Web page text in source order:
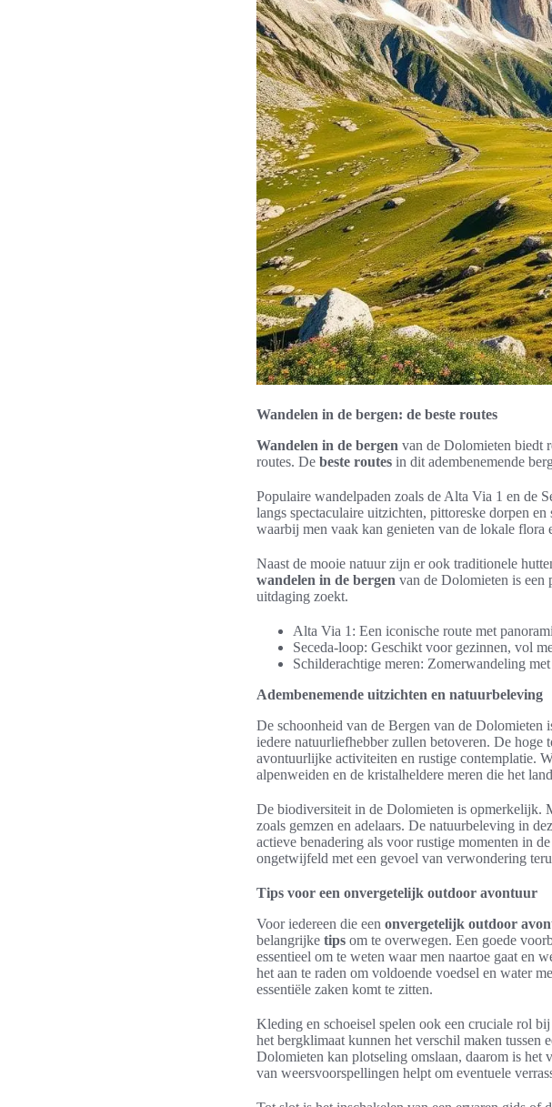
Wandelen in de bergen: de beste routes
Wandelen in de bergen van de Dolomieten biedt
routes. De beste routes in dit adembenemende
Populaire wandelpaden zoals de Alta Via 1 en de
langs spectaculaire uitzichten, pittoreske dorpen
waarbij men vaak kan genieten van de lokale flora
Naast de mooie natuur zijn er ook traditionele
wandelen in de bergen van de Dolomieten is een
uitdaging zoekt.
Alta Via 1: Een iconische route met
Seceda-loop: Geschikt voor gezinnen, vol
Schilderachtige meren: Zomerwandeling met
Adembenemende uitzichten en natuurbeleving
De schoonheid van de Bergen van de Dolomieten
iedere natuurliefhebber zullen betoveren. De
avontuurlijke activiteiten en rustige contemplatie.
alpenweiden en de kristalheldere meren die het
De biodiversiteit in de Dolomieten is opmerkelijk.
zoals gemzen en adelaars. De natuurbeleving in
actieve benadering als voor rustige momenten in
ongetwijfeld met een gevoel van verwondering
Tips voor een onvergetelijk outdoor avontuur
Voor iedereen die een onvergetelijk outdoor
belangrijke tips om te overwegen. Een goede
essentieel om te weten waar men naartoe gaat en
het aan te raden om voldoende voedsel en water
essentiële zaken komt te zitten.
Kleding en schoeisel spelen ook een cruciale rol
het bergklimaat kunnen het verschil maken tussen
Dolomieten kan plotseling omslaan, daarom is het
van weersvoorspellingen helpt om eventuele